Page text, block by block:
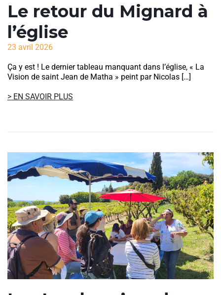
Le retour du Mignard à
l’église
23 avril 2026
Ça y est ! Le dernier tableau manquant dans l’église, « La
Vision de saint Jean de Matha » peint par Nicolas […]
> EN SAVOIR PLUS